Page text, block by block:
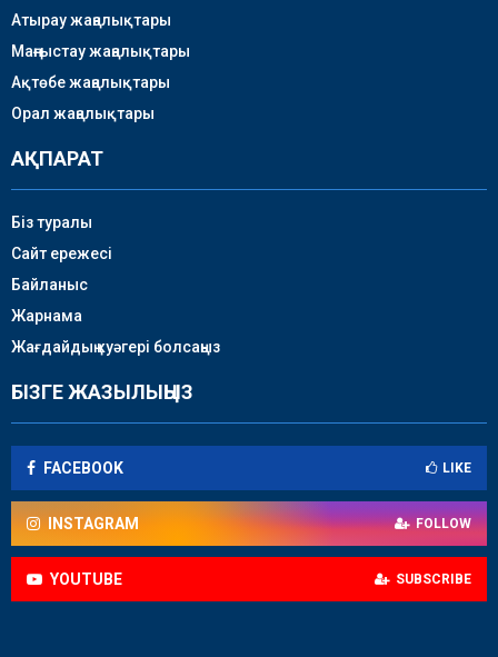
Атырау жаңалықтары
Маңғыстау жаңалықтары
Ақтөбе жаңалықтары
Орал жаңалықтары
АҚПАРАТ
Біз туралы
Сайт ережесі
Байланыс
Жарнама
Жағдайдың куәгері болсаңыз
БІЗГЕ ЖАЗЫЛЫҢЫЗ
FACEBOOK LIKE
INSTAGRAM FOLLOW
YOUTUBE SUBSCRIBE